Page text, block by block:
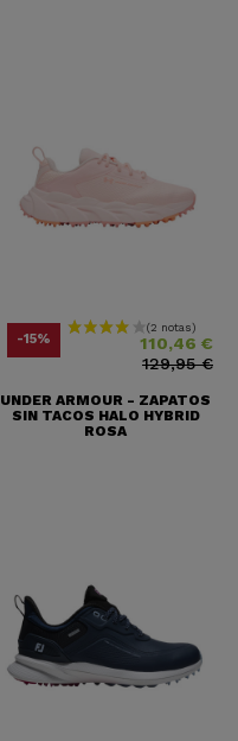
-15% Precio 110,46 €
Precio base
129,95 €
UNDER ARMOUR - ZAPATOS
SIN TACOS HALO HYBRID
ROSA